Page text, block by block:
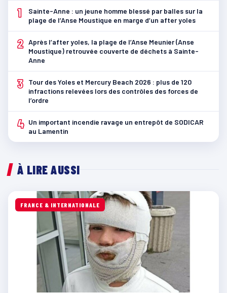
1
Sainte-Anne : un jeune homme blessé par balles sur la
plage de l’Anse Moustique en marge d’un after yoles
2 Après l’after yoles, la plage de l’Anse Meunier (Anse
Moustique) retrouvée couverte de déchets à Sainte-
Anne
3
Tour des Yoles et Mercury Beach 2026 : plus de 120
infractions relevées lors des contrôles des forces de
l’ordre
4 Un important incendie ravage un entrepôt de SODICAR
au Lamentin
À LIRE AUSSI
FRANCE & INTERNATIONALE